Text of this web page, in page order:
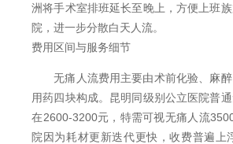
洲将手术室排班延长至晚上，方便上班
院，进一步分散白天人流。
费用区间与服务细节
无痛人流费用主要由术前化验、麻
用药四块构成。昆明同级别公立医院普
在2600-3200元，特需可视无痛人流
院因为耗材更新迭代更快，收费普遍上